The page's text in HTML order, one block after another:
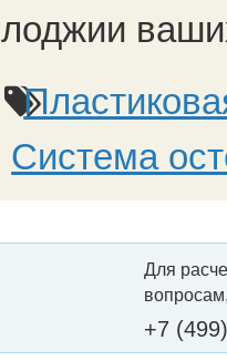
лоджии
Система
Для
+7